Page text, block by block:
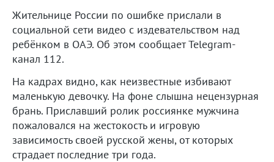
Жительнице России по ошибке прислали в
социальной сети видео с издевательством над
ребёнком в ОАЭ. Об этом сообщает Telegram-
канал 112.
На кадрах видно, как неизвестные избивают
маленькую девочку. На фоне слышна нецензурная
брань. Приславший ролик россиянке мужчина
пожаловался на жестокость и игровую
зависимость своей русской жены, от которых
страдает последние три года.